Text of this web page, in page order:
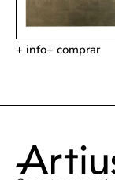
+ info+ comprar